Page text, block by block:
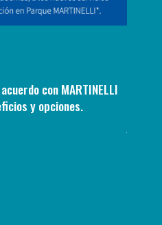
con MARTINELLI
y opciones.